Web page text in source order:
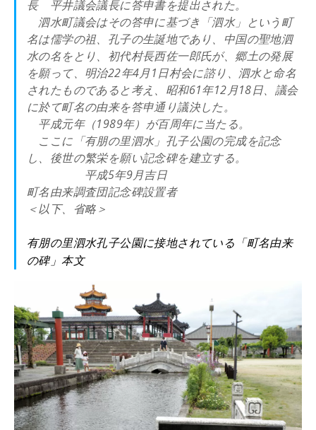
長 平井議会議長に答申書を提出された。
泗水町議会はその答申に基づき「泗水」という町
名は儒学の祖、孔子の生誕地であり、中国の聖地泗
水の名をとり、初代村長西佐一郎氏が、郷土の発展
を願って、明治22年4月1日村会に諮り、泗水と命名
されたものであると考え、昭和61年12月18日、議会
に於て町名の由来を答申通り議決した。
平成元年（1989年）が百周年に当たる。
ここに「有朋の里泗水」孔子公園の完成を記念
し、後世の繁栄を願い記念碑を建立する。
平成5年9月吉日
町名由来調査団記念碑設置者
＜以下、省略＞
有朋の里泗水孔子公園に接地されている「町名由来
の碑」本文